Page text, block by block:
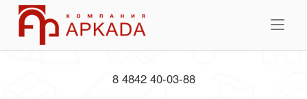
content
Home
8 4842 40-03-88